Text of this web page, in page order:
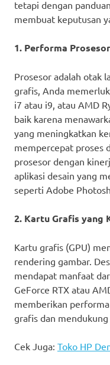
tetapi dengan
membuat keputusan
1. Performa Prosesor
Prosesor adalah otak
grafis, Anda
i7 atau i9, atau AMD
baik karena
yang meningkatkan
mempercepat proses
prosesor dengan
aplikasi desain yang
seperti Adobe
2. Kartu Grafis yang
Kartu grafis (GPU)
rendering gambar.
mendapat manfaat
GeForce RTX atau
memberikan
grafis dan
Cek Juga: Toko HP